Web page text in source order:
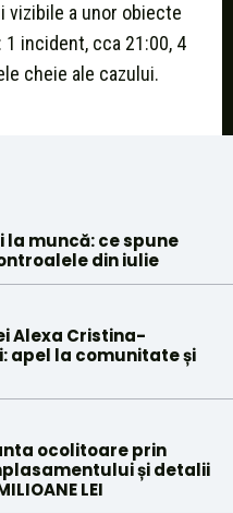
vizibile a unor obiecte
incident, cca 21:00, 4
cheie ale cazului.
la muncă: ce spune
din iulie
Alexa Cristina-
apel la comunitate și
ocolitoare prin
și detalii
LEI